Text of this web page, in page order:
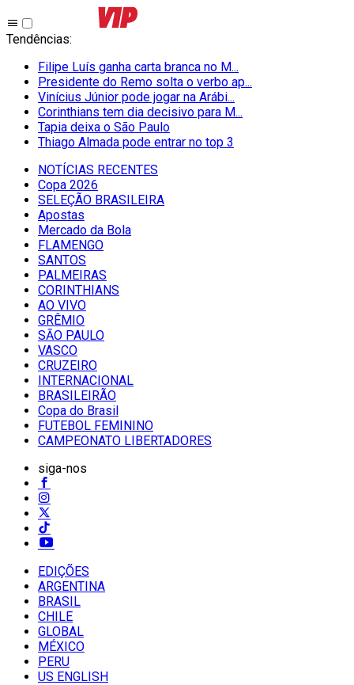
Tendências:
Filipe Luís ganha carta branca no M...
Presidente do Remo solta o verbo ap...
Vinícius Júnior pode jogar na Arábi...
Corinthians tem dia decisivo para M...
Tapia deixa o São Paulo
Thiago Almada pode entrar no top 3
NOTÍCIAS RECENTES
Copa 2026
SELEÇÃO BRASILEIRA
Apostas
Mercado da Bola
FLAMENGO
SANTOS
PALMEIRAS
CORINTHIANS
AO VIVO
GRÊMIO
SĀO PAULO
VASCO
CRUZEIRO
INTERNACIONAL
BRASILEIRÃO
Copa do Brasil
FUTEBOL FEMININO
CAMPEONATO LIBERTADORES
siga-nos
EDIÇÕES
ARGENTINA
BRASIL
CHILE
GLOBAL
MÉXICO
PERU
US ENGLISH